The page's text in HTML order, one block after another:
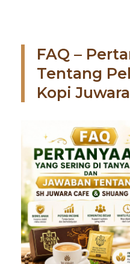
FAQ –
Tentang
Kopi Juwara